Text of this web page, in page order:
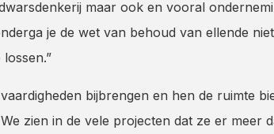
maar ook en vooral
je de wet van behoud van ellende niet
bijbrengen en hen de ruimte
zien in de vele projecten dat ze er meer